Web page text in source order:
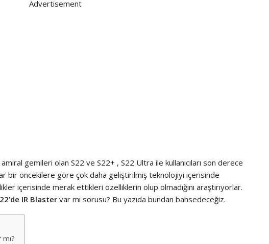
Advertisement
gemileri olan S22 ve S22+ , S22 Ultra ile kullanıcıları son derece
bir öncekilere göre çok daha geliştirilmiş teknolojiyi içerisinde
içerisinde merak ettikleri özelliklerin olup olmadığını araştırıyorlar.
IR Blaster var mı sorusu? Bu yazıda bundan bahsedeceğiz.